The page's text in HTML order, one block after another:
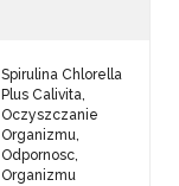
Spirulina Chlorella
Plus Calivita,
Oczyszczanie
Organizmu,
Odpornosc,
Organizmu